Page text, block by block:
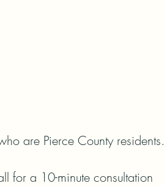
are Pierce County residents.
for a 10-minute consultation